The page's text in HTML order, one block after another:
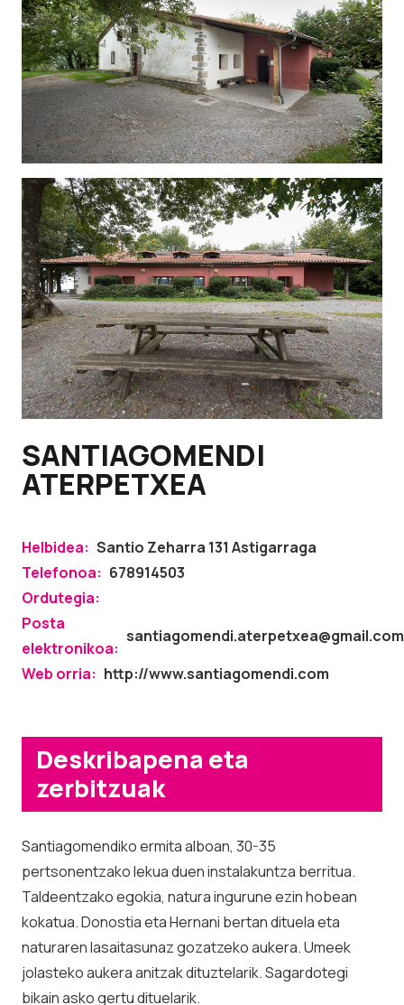
SANTIAGOMENDI
ATERPETXEA
Helbidea: Santio Zeharra 131 Astigarraga
Telefonoa: 678914503
Ordutegia:
Posta
elektronikoa:
santiagomendi.aterpetxea@gmail.com
Web orria: http://www.santiagomendi.com
Deskribapena eta
zerbitzuak
Santiagomendiko ermita alboan, 30-35
pertsonentzako lekua duen instalakuntza berritua.
Taldeentzako egokia, natura ingurune ezin hobean
kokatua. Donostia eta Hernani bertan dituela eta
naturaren lasaitasunaz gozatzeko aukera. Umeek
jolasteko aukera anitzak dituztelarik. Sagardotegi
bikain asko gertu dituelarik.